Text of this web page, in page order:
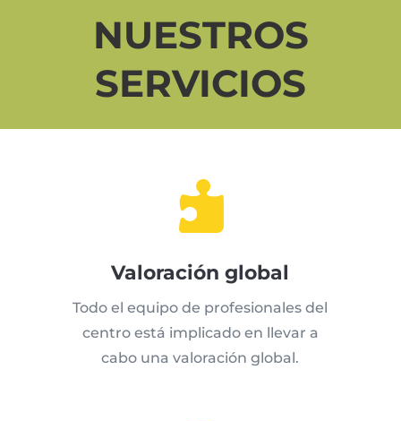
NUESTROS
SERVICIOS

Valoración global
Todo el equipo de profesionales del
centro está implicado en llevar a
cabo una valoración global.